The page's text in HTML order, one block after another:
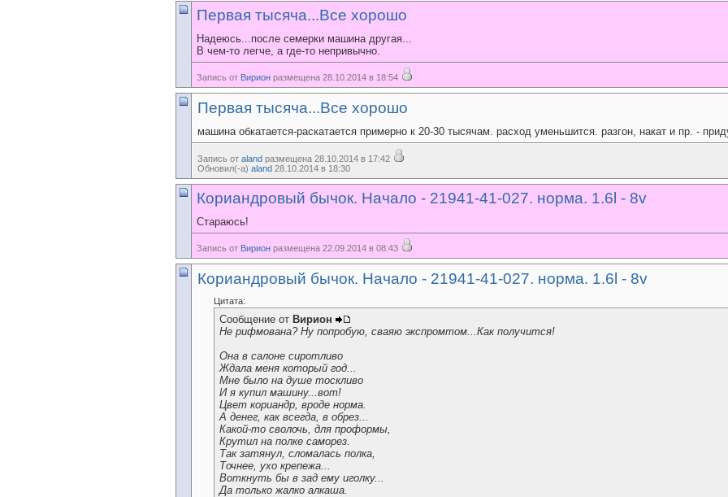
Первая тысяча...Все хорошо
Надеюсь...после семерки машина другая...
В чем-то легче, а где-то непривычно.
Запись от Вирион размещена 28.10.2014 в 18:54
Первая тысяча...Все хорошо
машина обкатается-раскатается примерно к 20-30 тысячам. расход уменьшится. разгон, накат и пр. -
Запись от aland размещена 28.10.2014 в 17:42
Обновил(-а) aland 28.10.2014 в 18:30
Кориандровый бычок. Начало - 21941-41-027. норма. 1.6l - 8v
Стараюсь!
Запись от Вирион размещена 22.09.2014 в 08:43
Кориандровый бычок. Начало - 21941-41-027. норма. 1.6l - 8v
Цитата:
Сообщение от Вирион
Не рифмована? Ну попробую, сваяю экспромтом...Как получится!
Она в салоне сиротливо
Ждала меня который год...
Мне было на душе тоскливо
И я купил машину...вот!
Цвет кориандр, вроде норма.
А денег, как всегда, в обрез...
Какой-то сволочь, для проформы,
Крутил на полке саморез.
Так затянул, сломалась полка,
Точнее, ухо крепежа...
Воткнуть бы в зад ему иголку...
Да только жалко алкаша.